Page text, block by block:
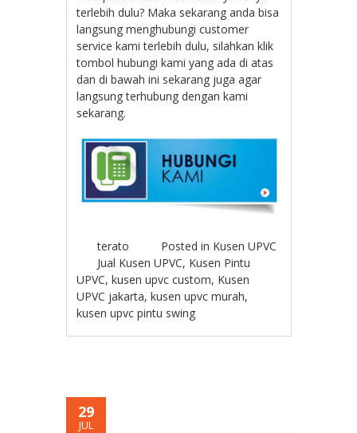
terlebih dulu? Maka sekarang anda bisa
langsung menghubungi customer
service kami terlebih dulu, silahkan klik
tombol hubungi kami yang ada di atas
dan di bawah ini sekarang juga agar
langsung terhubung dengan kami
sekarang.
terato Posted in Kusen UPVC
Jual Kusen UPVC, Kusen Pintu
UPVC,kusen upvc custom, Kusen
UPVC jakarta,kusen upvc murah,
kusen upvc pintu swing
29
JUL